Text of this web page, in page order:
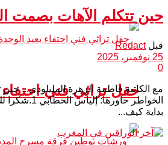
حفل تراثي فني احتفاء
حين تتكلم الآهات بصمت
قبل Redact
25 نوفمبر، 2025
0
مع الكاتبة فاطمة الزهرة المليلودي...
الخواطر حاورها:
بداية كيف...